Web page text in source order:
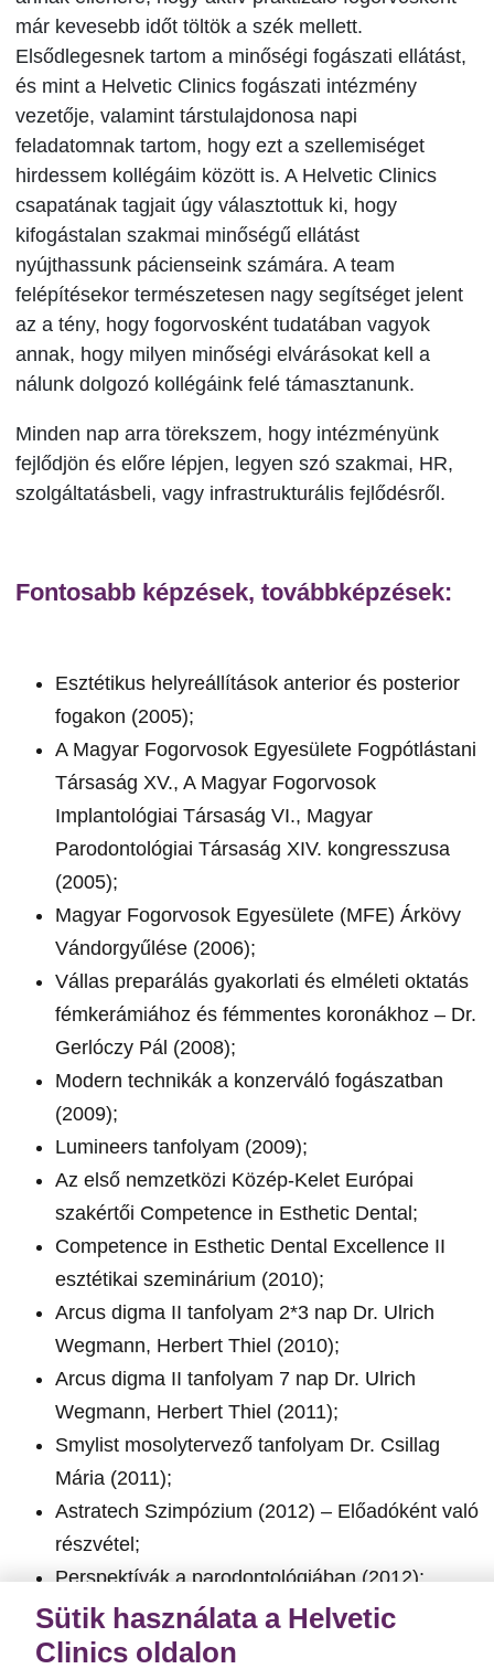
már kevesebb időt töltök a szék mellett.
Elsődlegesnek tartom a minőségi fogászati ellátást,
és mint a Helvetic Clinics fogászati intézmény
vezetője, valamint társtulajdonosa napi
feladatomnak tartom, hogy ezt a szellemiséget
hirdessem kollégáim között is. A Helvetic Clinics
csapatának tagjait úgy választottuk ki, hogy
kifogástalan szakmai minőségű ellátást
nyújthassunk pácienseink számára. A team
felépítésekor természetesen nagy segítséget jelent
az a tény, hogy fogorvosként tudatában vagyok
annak, hogy milyen minőségi elvárásokat kell a
nálunk dolgozó kollégáink felé támasztanunk.
Minden nap arra törekszem, hogy intézményünk
fejlődjön és előre lépjen, legyen szó szakmai, HR,
szolgáltatásbeli, vagy infrastrukturális fejlődésről.
Fontosabb képzések, továbbképzések:
Esztétikus helyreállítások anterior és posterior
fogakon (2005);
A Magyar Fogorvosok Egyesülete Fogpótlástani
Társaság XV., A Magyar Fogorvosok
Implantológiai Társaság VI., Magyar
Parodontológiai Társaság XIV. kongresszusa
(2005);
Magyar Fogorvosok Egyesülete (MFE) Árkövy
Vándorgyűlése (2006);
Vállas preparálás gyakorlati és elméleti oktatás
fémkerámiához és fémmentes koronákhoz – Dr.
Gerlóczy Pál (2008);
Modern technikák a konzerváló fogászatban
(2009);
Lumineers tanfolyam (2009);
Az első nemzetközi Közép-Kelet Európai
szakértői Competence in Esthetic Dental;
Competence in Esthetic Dental Excellence II
esztétikai szeminárium (2010);
Arcus digma II tanfolyam 2*3 nap Dr. Ulrich
Wegmann, Herbert Thiel (2010);
Arcus digma II tanfolyam 7 nap Dr. Ulrich
Wegmann, Herbert Thiel (2011);
Smylist mosolytervező tanfolyam Dr. Csillag
Mária (2011);
Astratech Szimpózium (2012) – Előadóként való
részvétel;
Perspektívák a parodontológiában (2012);
Makó János – Őrlőfog mintázó kurzus (2013);
Perspektívák a paroimplantológiában és a
Sütik használata a Helvetic
Clinics oldalon